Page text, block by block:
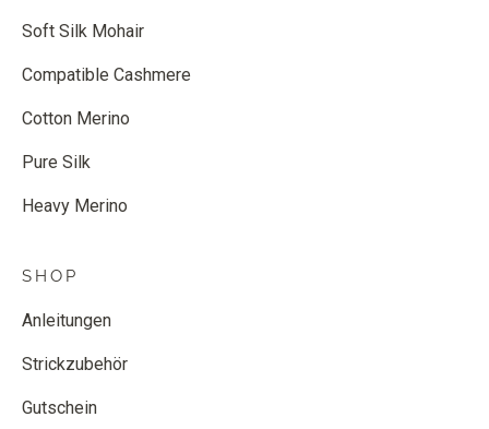
Soft Silk Mohair
Compatible Cashmere
Cotton Merino
Pure Silk
Heavy Merino
SHOP
Anleitungen
Strickzubehör
Gutschein